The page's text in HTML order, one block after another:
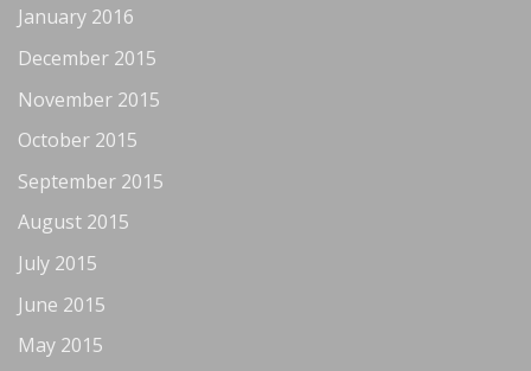
January 2016
December 2015
November 2015
October 2015
September 2015
August 2015
July 2015
June 2015
May 2015